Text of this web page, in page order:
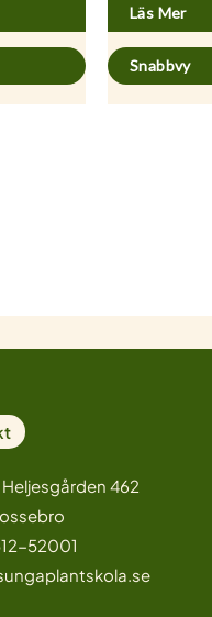
Läs Mer
Snabbvy
462
52001